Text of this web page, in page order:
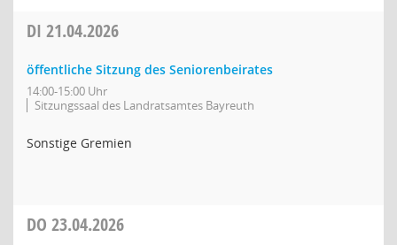
DI 21.04.2026
öffentliche Sitzung des Seniorenbeirates
14:00-15:00 Uhr
Sitzungssaal des Landratsamtes Bayreuth
Sonstige Gremien
DO 23.04.2026